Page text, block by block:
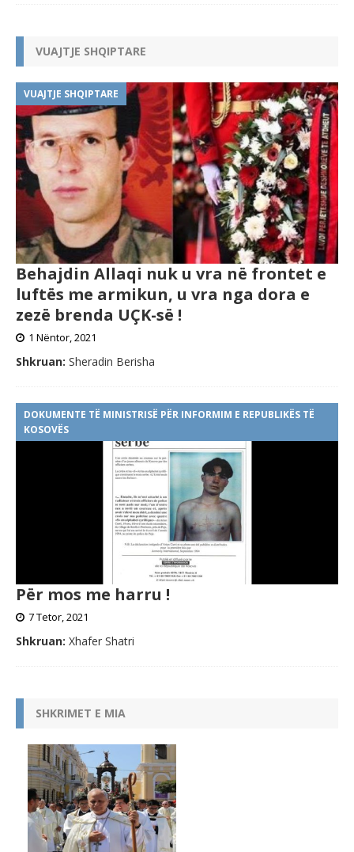
VUAJTJE SHQIPTARE
VUAJTJE SHQIPTARE
Behajdin Allaqi nuk u vra në frontet e
luftës me armikun, u vra nga dora e
zezë brenda UÇK-së !
1 Nëntor, 2021
Shkruan: Sheradin Berisha
DOKUMENTE TË MINISTRISË PËR INFORMIM E REPUBLIKËS TË
KOSOVËS
Për mos me harru !
7 Tetor, 2021
Shkruan: Xhafer Shatri
SHKRIMET E MIA